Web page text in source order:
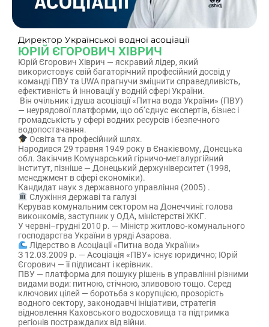
Директор Української водної асоціації
ЮРІЙ ЄГОРОВИЧ ХІВРИЧ
Юрій Єгорович Хіврич — яскравий лідер, який
використовує свій багаторічний професійний досвід у
команді ПВУ та UWA прагнучи зміцнити справедливість,
ефективність й інновації у водній сфері України.
Він очільник і душа асоціації «Питна вода України» (ПВУ)
— неурядової платформи, що об’єднує експертів, бізнес і
громадськість у сфері водних ресурсів і безпечного
водопостачання.
Освіта та професійний шлях.
Народився 29 травня 1949 року в Єнакієвому, Донецька
обл. Закінчив Комунарський гірничо-металургійний
інститут, пізніше — Донецький держуніверситет (1998,
менеджмент в сфері економіки).
Кандидат наук з державного управління (2005) .
Служіння державі та галузі
Керував комунальним сектором на Донеччині: голова
виконкомів, заступник у ОДА, міністерстві ЖКГ.
У червні–грудні 2010 р. — Міністр житлово‑комунального
господарства України в уряді Азарова.
Лідерство в Асоціації «Питна вода України»
З 12.03.2009 р. — Асоціація «ПВУ» існує юридично; Юрій
Єгорович — її підписант і керівник.
ПВУ — платформа для пошуку рішень в управлінні різними
видами води: питною, стічною, зливовою тощо. Серед
ключових цілей — боротьба з корупцією, прозорість
водного сектору, законодавчі ініціативи, стратегія
відновлення Каховського водосховища та підтримка
регіонів постраждалих від війни.